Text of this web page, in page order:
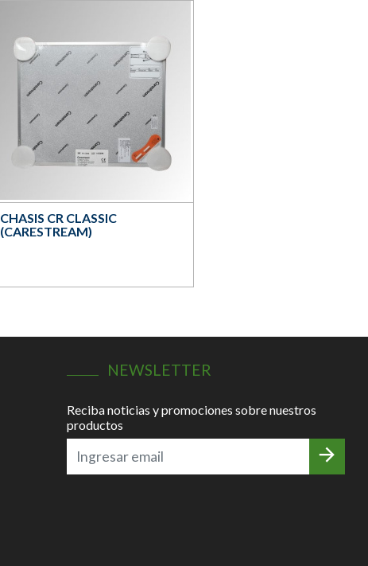
CHASIS CR CLASSIC
(CARESTREAM)
NEWSLETTER
Reciba noticias y promociones sobre nuestros
productos